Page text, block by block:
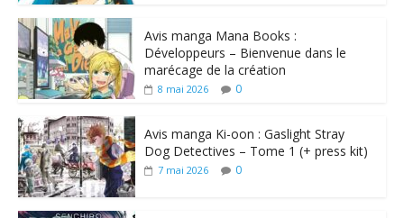
Avis manga Mana Books :
Développeurs – Bienvenue dans le
marécage de la création
8 mai 2026 0
Avis manga Ki-oon : Gaslight Stray
Dog Detectives – Tome 1 (+ press kit)
7 mai 2026 0